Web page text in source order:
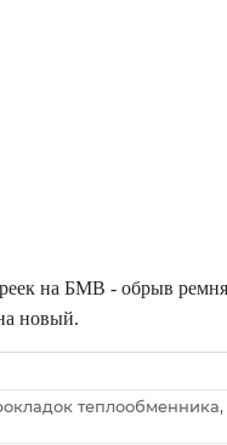
на БМВ - обрыв
новый.